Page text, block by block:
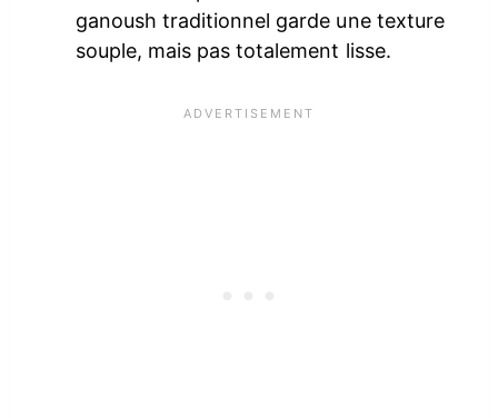
ganoush traditionnel garde une texture
souple, mais pas totalement lisse.